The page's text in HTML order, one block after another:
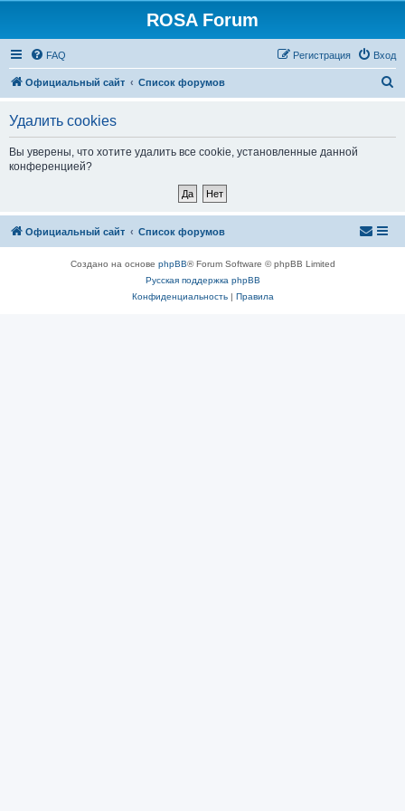
ROSA Forum
FAQ Вход
Регистрация
Официальный сайт Список форумов
Удалить cookies
Вы уверены, что хотите удалить все cookie, установленные данной
конференцией?
Официальный сайт Список форумов
Создано на основе phpBB® Forum Software © phpBB Limited
Русская поддержка phpBB
Конфиденциальность| Правила